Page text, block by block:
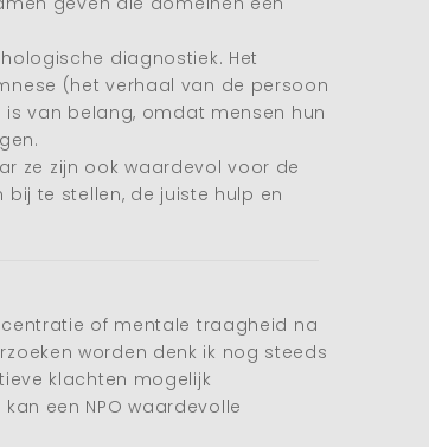
diagnostiek. Het
(het verhaal van de persoon
van belang, omdat mensen hun
ze zijn ook waardevol voor de
te stellen, de juiste hulp en
of mentale traagheid na
worden denk ik nog steeds
klachten mogelijk
een NPO waardevolle